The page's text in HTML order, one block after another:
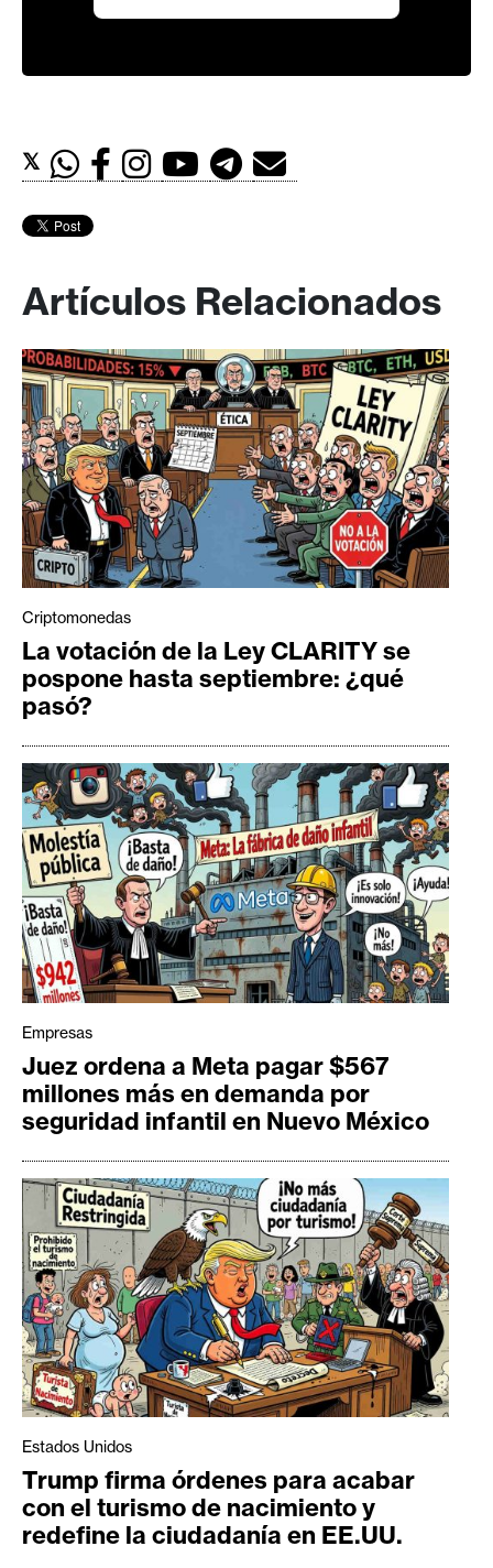
𝕏
Artículos Relacionados
Criptomonedas
La votación de la Ley CLARITY se
pospone hasta septiembre: ¿qué
pasó?
Empresas
Juez ordena a Meta pagar $567
millones más en demanda por
seguridad infantil en Nuevo México
Estados Unidos
Trump firma órdenes para acabar
con el turismo de nacimiento y
redefine la ciudadanía en EE.UU.